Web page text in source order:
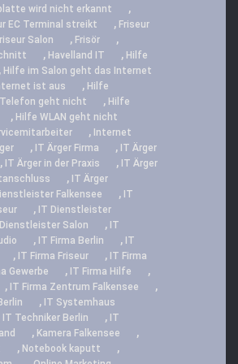
wird nicht erkannt ,
EC Terminal streikt , Friseur
Salon , Frisör ,
, Havelland IT , Hilfe
, Hilfe im Salon geht das Internet
ist aus , Hilfe
geht nicht , Hilfe
, Hilfe WLAN geht nicht
, Internet
, IT Ärger Firma , IT Ärger
, IT Ärger in der Praxis , IT Ärger
, IT Ärger
Falkensee , IT
, IT Dienstleister
Dienstleister Salon , IT
, IT Firma Berlin , IT
, IT Firma Friseur , IT Firma
Gewerbe , IT Firma Hilfe ,
, IT Firma Zentrum Falkensee ,
, IT Systemhaus
IT Techniker Berlin , IT
, Kamera Falkensee ,
, Notebook kaputt ,